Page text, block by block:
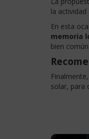
la
En esta
memoria
bien común.
solar, para